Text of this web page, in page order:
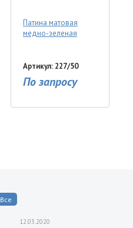
Патина матовая
медно-зеленая
Артикул: 227/50
По запросу
Все
12.03.2020